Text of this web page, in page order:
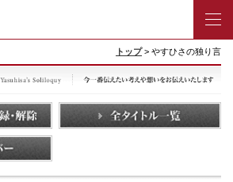
トップ> やすひさの独り言